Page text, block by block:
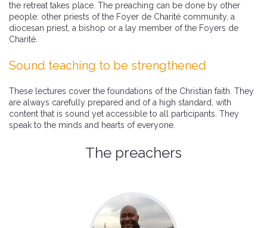
the retreat takes place. The preaching can be done by other
people: other priests of the Foyer de Charité community, a
diocesan priest, a bishop or a lay member of the Foyers de
Charité.
Sound teaching to be strengthened
These lectures cover the foundations of the Christian faith. They
are always carefully prepared and of a high standard, with
content that is sound yet accessible to all participants. They
speak to the minds and hearts of everyone.
The preachers